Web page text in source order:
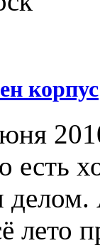
корпус
есть
лето